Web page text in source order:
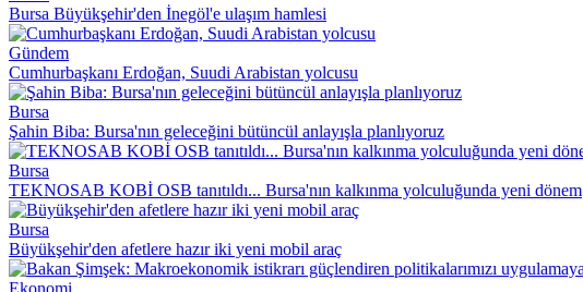
Bursa Büyükşehir'den İnegöl'e ulaşım hamlesi
Gündem
Cumhurbaşkanı Erdoğan, Suudi Arabistan yolcusu
Bursa
Şahin Biba: Bursa'nın geleceğini bütüncül anlayışla planlıyoruz
Bursa
TEKNOSAB KOBİ OSB tanıtıldı... Bursa'nın kalkınma yolculuğunda yeni dönem
Bursa
Büyükşehir'den afetlere hazır iki yeni mobil araç
Ekonomi